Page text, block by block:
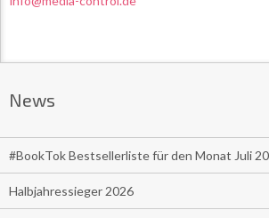
News
#BookTok Bestsellerliste für den Monat Juli
Halbjahressieger 2026